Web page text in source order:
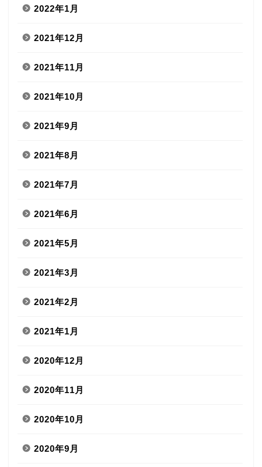
2022年1月
2021年12月
2021年11月
2021年10月
2021年9月
2021年8月
2021年7月
2021年6月
2021年5月
2021年3月
2021年2月
2021年1月
2020年12月
2020年11月
2020年10月
2020年9月